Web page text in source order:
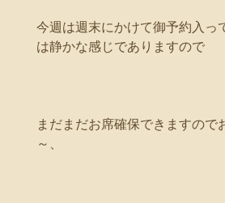
今週は週末にかけて御予約入っ
は静かな感じでありますので
まだまだお席確保できますので
～、